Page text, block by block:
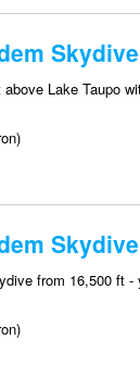
Skydive
Lake Taupo
Skydive
from 16,500 ft -